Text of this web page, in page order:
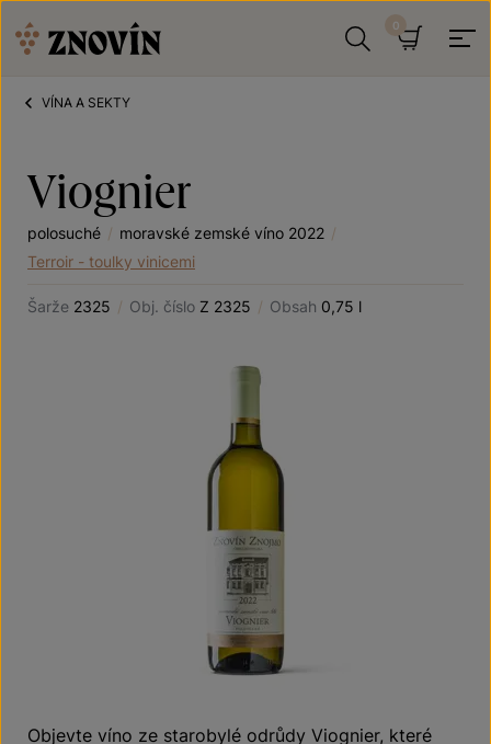
VÍNA A SEKTY
Viognier
polosuché / moravské zemské víno 2022 /
Terroir - toulky vinicemi
Šarže 2325 / Obj. číslo Z 2325 / Obsah 0,75 l
Objevte víno ze starobylé odrůdy Viognier, které